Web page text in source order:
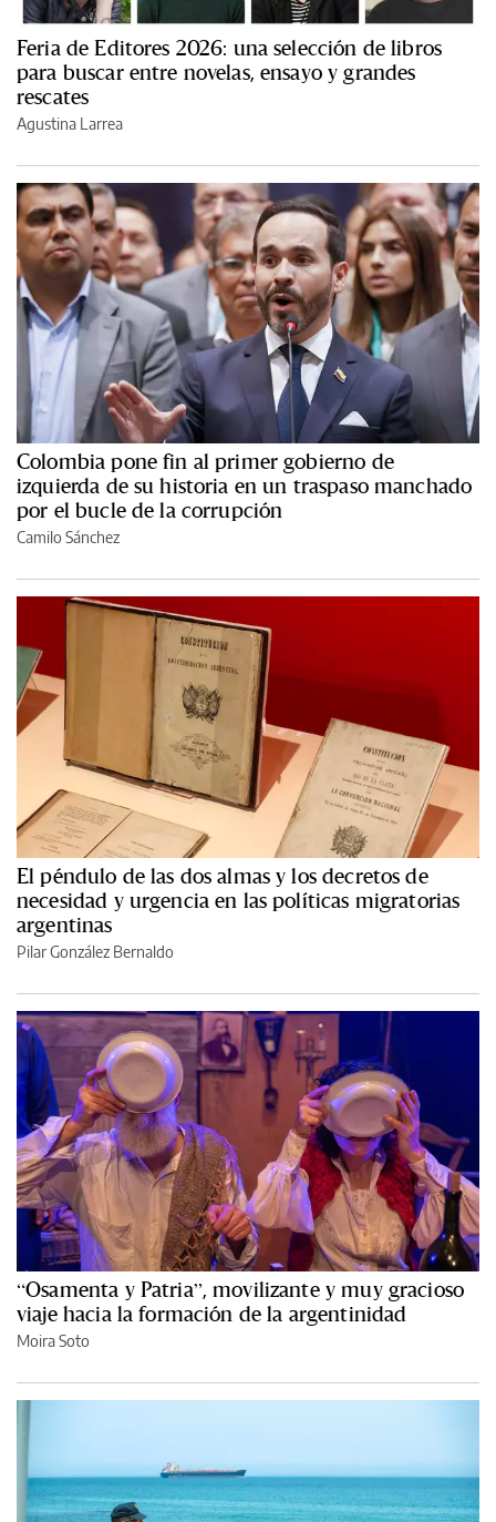
Feria de Editores 2026: una selección de libros
para buscar entre novelas, ensayo y grandes
rescates
Agustina Larrea
Colombia pone fin al primer gobierno de
izquierda de su historia en un traspaso manchado
por el bucle de la corrupción
Camilo Sánchez
El péndulo de las dos almas y los decretos de
necesidad y urgencia en las políticas migratorias
argentinas
Pilar González Bernaldo
“Osamenta y Patria”, movilizante y muy gracioso
viaje hacia la formación de la argentinidad
Moira Soto